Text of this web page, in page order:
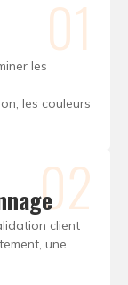
01
les
les couleurs
02
client
une